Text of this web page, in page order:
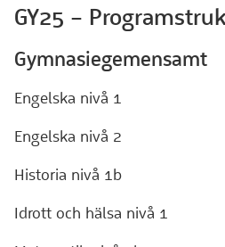
GY25 –
Gymnasiegemensamt
Engelska nivå 1
Engelska nivå 2
Historia nivå 1b
Idrott och hälsa nivå 1